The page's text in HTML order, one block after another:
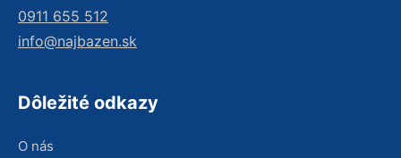
0911 655 512
info@najbazen.sk
Dôležité odkazy
O nás